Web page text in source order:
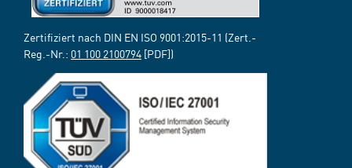
Zertifiziert nach DIN EN ISO 9001:2015-11 (Zert.-
Reg.-Nr.: 01 100 2100794 [PDF])